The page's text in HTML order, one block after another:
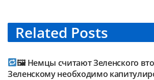
Related Posts
TELEGRAM KANAL @NEUESAUSRUSSLAND
🖼 Немцы считают Зеленского
Зеленскому необходимо